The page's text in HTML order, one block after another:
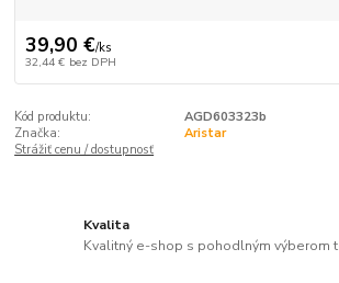
39,90 €/ks
32,44 € bez DPH
Kód produktu:
AGD603323b
Značka:
Aristar
Strážiť cenu / dostupnosť
Kvalita
Kvalitný e-shop s pohodlným výberom